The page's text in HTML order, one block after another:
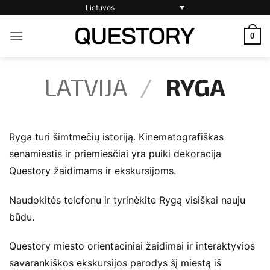
content
Lietuvos
0
LATVIJA / RYGA
Ryga turi šimtmečių istoriją. Kinematografiškas
senamiestis ir priemiesčiai yra puiki dekoracija
Questory žaidimams ir ekskursijoms.
Naudokitės telefonu ir tyrinėkite Rygą visiškai nauju
būdu.
Questory miesto orientaciniai žaidimai ir interaktyvios
savarankiškos ekskursijos parodys šį miestą iš